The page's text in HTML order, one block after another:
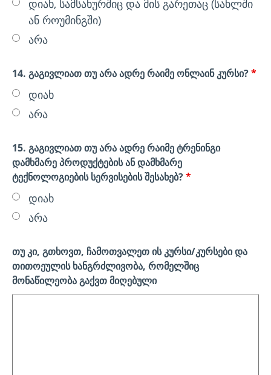
დიახ, სამსახურშიც და მის გარეთაც (სახლში
ან როუმინგში)
არა
14. გაგივლიათ თუ არა ადრე რაიმე ონლაინ კურსი?*
დიახ
არა
15. გაგივლიათ თუ არა ადრე რაიმე ტრენინგი
დამხმარე პროდუქტების ან დამხმარე
ტექნოლოგიების სერვისების შესახებ?*
დიახ
არა
თუ კი, გთხოვთ, ჩამოთვალეთ ის კურსი/კურსები და
თითოეულის ხანგრძლივობა, რომელშიც
მონაწილეობა გაქვთ მიღებული